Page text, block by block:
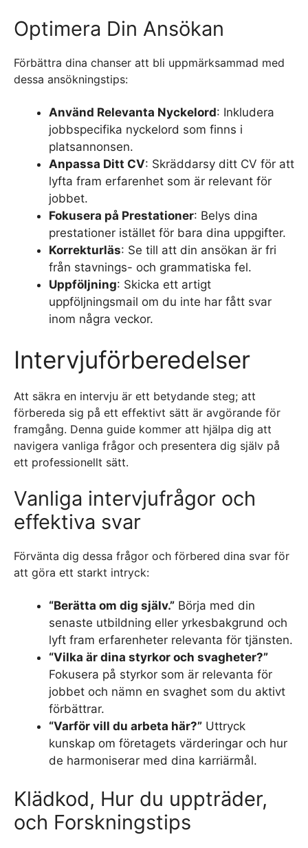
Optimera Din Ansökan
Förbättra dina chanser att bli uppmärksammad med
dessa ansökningstips:
Använd Relevanta Nyckelord: Inkludera
jobbspecifika nyckelord som finns i
platsannonsen.
Anpassa Ditt CV: Skräddarsy ditt CV för att
lyfta fram erfarenhet som är relevant för
jobbet.
Fokusera på Prestationer: Belys dina
prestationer istället för bara dina uppgifter.
Korrekturläs: Se till att din ansökan är fri
från stavnings- och grammatiska fel.
Uppföljning: Skicka ett artigt
uppföljningsmail om du inte har fått svar
inom några veckor.
Intervjuförberedelser
Att säkra en intervju är ett betydande steg; att
förbereda sig på ett effektivt sätt är avgörande för
framgång. Denna guide kommer att hjälpa dig att
navigera vanliga frågor och presentera dig själv på
ett professionellt sätt.
Vanliga intervjufrågor och
effektiva svar
Förvänta dig dessa frågor och förbered dina svar för
att göra ett starkt intryck:
“Berätta om dig själv.” Börja med din
senaste utbildning eller yrkesbakgrund och
lyft fram erfarenheter relevanta för tjänsten.
“Vilka är dina styrkor och svagheter?”
Fokusera på styrkor som är relevanta för
jobbet och nämn en svaghet som du aktivt
förbättrar.
“Varför vill du arbeta här?” Uttryck
kunskap om företagets värderingar och hur
de harmoniserar med dina karriärmål.
Klädkod, Hur du uppträder,
och Forskningstips